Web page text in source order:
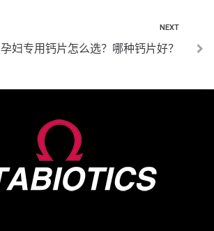
NEXT
孕妇专用钙片怎么选？哪种钙片好？